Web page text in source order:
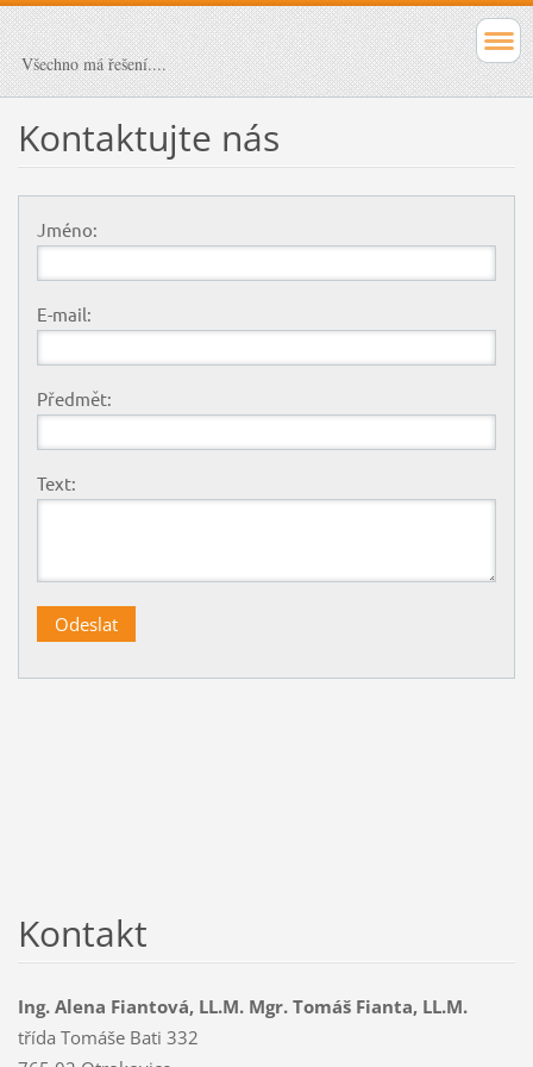
Všechno má řešení....
Kontaktujte nás
Jméno:
E-mail:
Předmět:
Text:
Kontakt
Ing. Alena Fiantová, LL.M. Mgr. Tomáš Fianta, LL.M.
třída Tomáše Bati 332